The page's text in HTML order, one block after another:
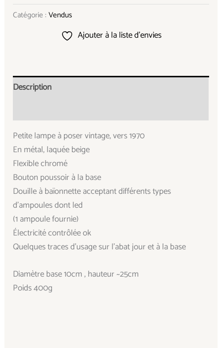
Catégorie :Vendus
Ajouter à la liste d’envies
Description
Petite lampe à poser vintage, vers 1970
En métal, laquée beige
Flexible chromé
Bouton poussoir à la base
Douille à baïonnette acceptant différents types
d’ampoules dont led
(1 ampoule fournie)
Électricité contrôlée ok
Quelques traces d’usage sur l’abat jour et à la base
Diamètre base 10cm , hauteur ~25cm
Poids 400g